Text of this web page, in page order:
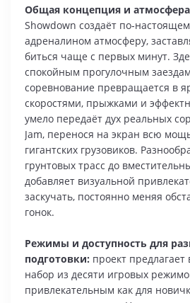
Общая концепция и
Showdown создаёт
адреналином атмосферу,
биться чаще с первых минут.
спокойным прогулочным
соревнование превращается в
скоростями, прыжками и
умело передаёт дух реальных
Jam, перенося на экран всю
гигантских грузовиков.
грунтовых трасс до
добавляет визуальной
заскучать, постоянно меняя
гонок.
Режимы и доступность для
подготовки: проект
набор из десяти игровых
привлекательным как для